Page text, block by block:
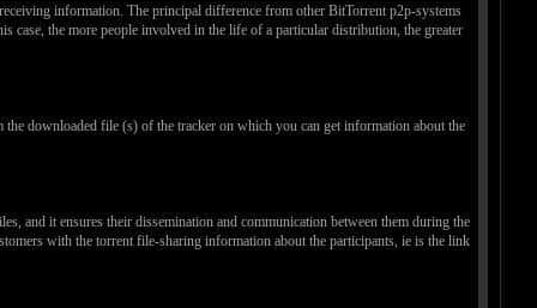
information. The principal difference from other BitTorrent p2p-systems
case, the more people involved in the life of a particular distribution, the greater
downloaded file (s) of the tracker on which you can get information about the
and it ensures their dissemination and communication between them during the
with the torrent file-sharing information about the participants, ie is the link